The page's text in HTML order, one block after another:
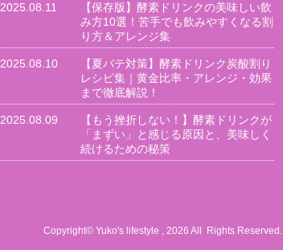
2025.08.11
【保存版】酵素ドリンクの美味しい飲
み方10選！苦手でも飲みやすくなる割
り方＆アレンジ集
2025.08.10
【夏バテ対策】酵素ドリンク炭酸割り
レシピ集｜黄金比率・アレンジ・効果
まで徹底解説！
2025.08.09
【もう挫折しない！】酵素ドリンクが
「まずい」と感じる原因と、美味しく
続けるための秘策
Copyright© Yuko's lifestyle , 2026 All Rights Reserved.